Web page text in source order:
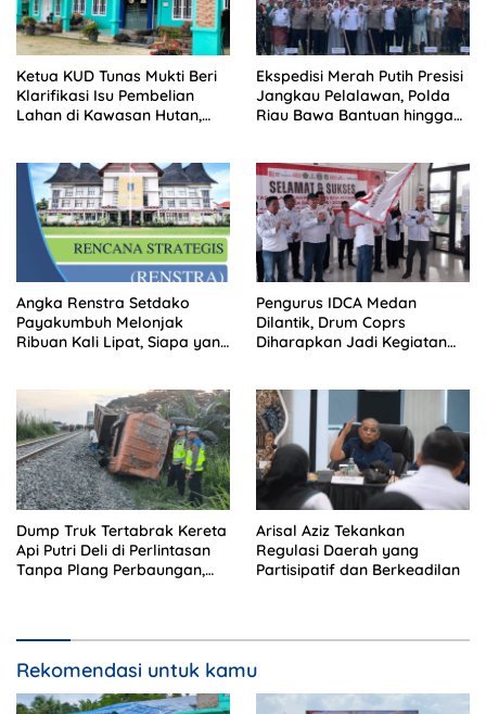
Ketua KUD Tunas Mukti Beri
Klarifikasi Isu Pembelian
Lahan di Kawasan Hutan,
Ekspedisi Merah Putih Presisi
Jangkau Pelalawan, Polda
Riau Bawa Bantuan hingga
Angka Renstra Setdako
Payakumbuh Melonjak
Ribuan Kali Lipat, Siapa yang
Pengurus IDCA Medan
Dilantik, Drum Coprs
Diharapkan Jadi Kegiatan
Dump Truk Tertabrak Kereta
Api Putri Deli di Perlintasan
Tanpa Plang Perbaungan,
Arisal Aziz Tekankan
Regulasi Daerah yang
Partisipatif dan Berkeadilan
Rekomendasi untuk kamu